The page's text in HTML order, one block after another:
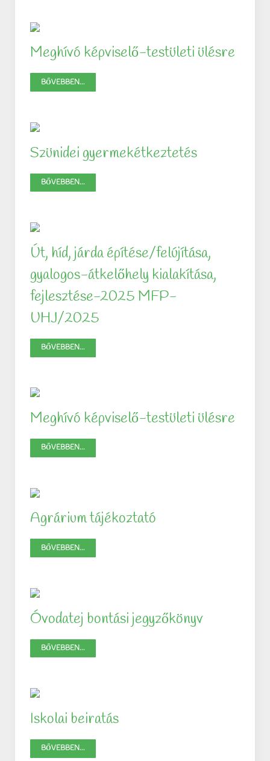
Meghívó képviselő-testületi ülésre
BŐVEBBEN...
Szünidei gyermekétkeztetés
BŐVEBBEN...
Út, híd, járda építése/felújítása,
gyalogos-átkelőhely kialakítása,
fejlesztése-2025 MFP-
UHJ/2025
BŐVEBBEN...
Meghívó képviselő-testületi ülésre
BŐVEBBEN...
Agrárium tájékoztató
BŐVEBBEN...
Óvodatej bontási jegyzőkönyv
BŐVEBBEN...
Iskolai beiratás
BŐVEBBEN...